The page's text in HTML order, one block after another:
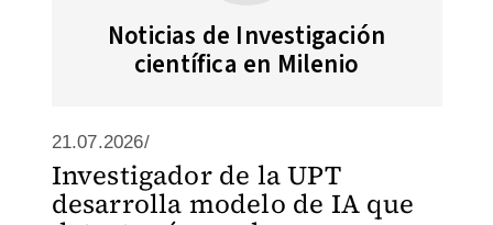
Noticias de Investigación
científica en Milenio
21.07.2026/
Investigador de la UPT
desarrolla modelo de IA que